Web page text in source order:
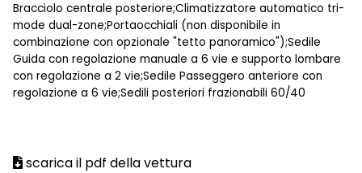
Bracciolo centrale posteriore;Climatizzatore automatico tri-
mode dual-zone;Portaocchiali (non disponibile in
combinazione con opzionale "tetto panoramico");Sedile
Guida con regolazione manuale a 6 vie e supporto lombare
con regolazione a 2 vie;Sedile Passeggero anteriore con
regolazione a 6 vie;Sedili posteriori frazionabili 60/40
scarica il pdf della vettura